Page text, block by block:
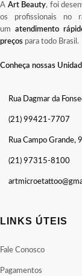
A Art Beauty, foi
os profissionais no
um atendimento
preços para todo Brasil.
Conheça nossas
Rua Dagmar da
(21) 99421-7707
Rua Campo Grande,
(21) 97315-8100
LINKS ÚTEIS
Fale Conosco
Pagamentos